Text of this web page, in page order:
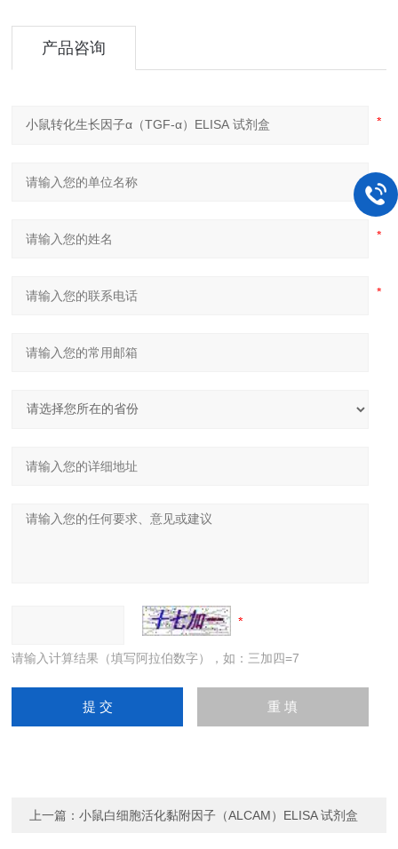
产品咨询
请输入计算结果（填写阿拉伯数字），如：三加四=7
上一篇：小鼠白细胞活化黏附因子（ALCAM）ELISA 试剂盒